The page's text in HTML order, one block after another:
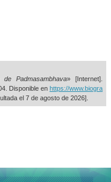
de Padmasambhava» [Internet].
Disponible en https://www.biogra
el 7 de agosto de 2026].